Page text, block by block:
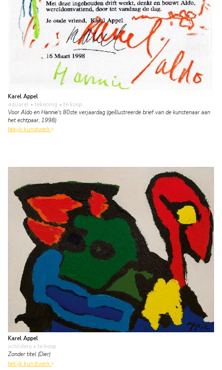
Karel Appel
aquarel • tekening • te koop
Voor Aldo en Hannie's 80ste verjaardag (geïllustreerde brief van de kunstenaar aan
het echtpaar, 1998)
bekijk kunstwerk
Karel Appel
schilderij • te koop
Zonder titel (Dier)
bekijk kunstwerk